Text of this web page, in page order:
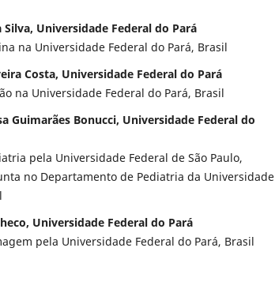
Silva, Universidade Federal do Pará
na Universidade Federal do Pará, Brasil
Costa, Universidade Federal do Pará
na Universidade Federal do Pará, Brasil
Guimarães Bonucci, Universidade Federal do
pela Universidade Federal de São Paulo,
no Departamento de Pediatria da Universidade
Universidade Federal do Pará
pela Universidade Federal do Pará, Brasil